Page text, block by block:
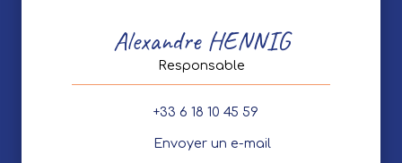
Alexandre HENNIG
Responsable
+33 6 18 10 45 59
Envoyer un e-mail